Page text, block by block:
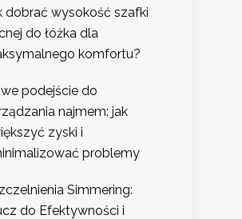
dobrać wysokość szafki
do łóżka dla
komfortu?
podejście do
najmem: jak
zyski i
problemy
Simmering:
do Efektywności i